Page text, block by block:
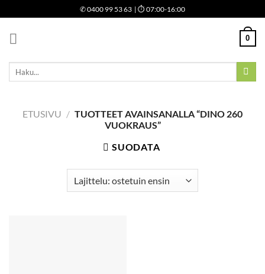
to
content
✆0400 99 53 63 | ⏱ 07:00-16:00
0
Etsi:
ETUSIVU / TUOTTEET AVAINSANALLA “DINO 260
VUOKRAUS”
SUODATA